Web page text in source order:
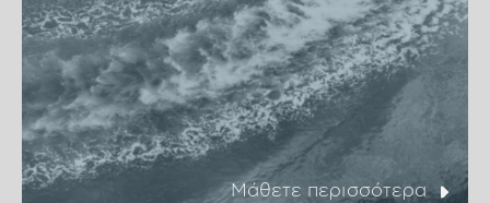
Μάθετε περισσότερα